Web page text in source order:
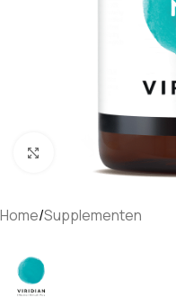
Klik om te vergroten
Home/Supplementen